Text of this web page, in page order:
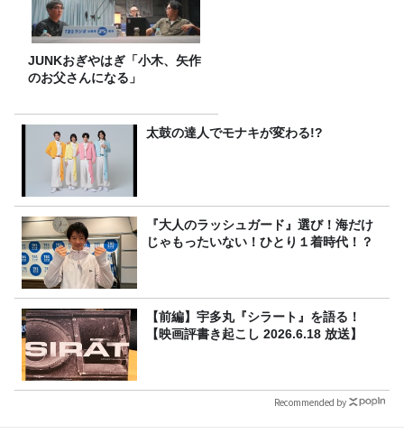
JUNKおぎやはぎ「小木、矢作
のお父さんになる」
太鼓の達人でモナキが変わる!?
『大人のラッシュガード』選び！海だけ
じゃもったいない！ひとり１着時代！？
【前編】宇多丸『シラート』を語る！
【映画評書き起こし 2026.6.18 放送】
Recommended by